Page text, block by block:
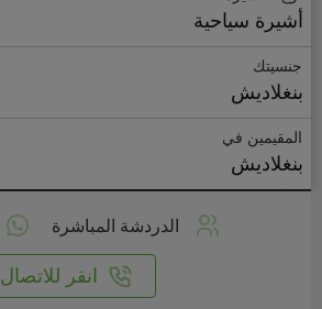
أشيرة سياحية
جنسيتك
بنغلاديش
المقيمين في
بنغلاديش
الدردشة المباشرة
انقر للاتصال